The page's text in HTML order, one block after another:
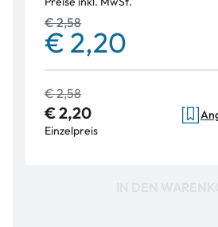
€ 2,58
€ 2,20
€ 2,58
€ 2,20
Einzelpreis